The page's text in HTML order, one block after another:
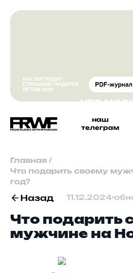
наш
телеграм
Главная /
Что подарить своему
год?
Назад 11.12.2024•
Что подарить
мужчине на